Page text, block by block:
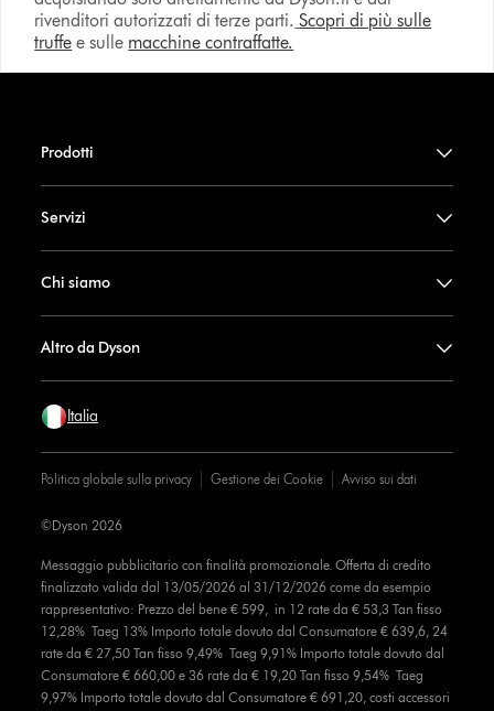
rivenditori autorizzati di terze parti. Scopri di più sulle
truffe e sulle macchine contraffatte.
Prodotti
Servizi
Chi siamo
Altro da Dyson
Italia
Politica globale sulla privacy Gestione dei Cookie Avviso sui dati
Messaggio pubblicitario con finalità promozionale. Offerta di credito
finalizzato valida dal 13/05/2026 al 31/12/2026 come da esempio
rappresentativo: Prezzo del bene € 599, in 12 rate da € 53,3 Tan fisso
12,28% Taeg 13% Importo totale dovuto dal Consumatore € 639,6, 24
rate da € 27,50 Tan fisso 9,49% Taeg 9,91% Importo totale dovuto dal
Consumatore € 660,00 e 36 rate da € 19,20 Tan fisso 9,54% Taeg
9,97% Importo totale dovuto dal Consumatore € 691,20, costi accessori
©Dyson 2026